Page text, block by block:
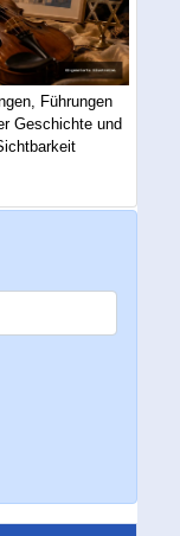
Führungen
Geschichte und